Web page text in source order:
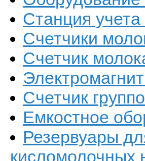
Станция
Счетчики
Счетчик
Счетчик
Емкостное
Резервуары
кисломолочных